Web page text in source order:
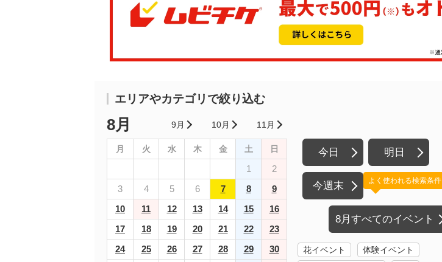
エリアやカテゴリで絞り込む
8月 9月 10月 11月
月 火 水 木 金 土 日
1
2
3
4 5 6 7 8
9
10
11 12 13 14 15
16
17
18 19 20 21 22
23
24
25 26 27 28 29
30
今日 明日
今週末
8月すべてのイベント
よく使われる検索条件
花イベント
体験イベント